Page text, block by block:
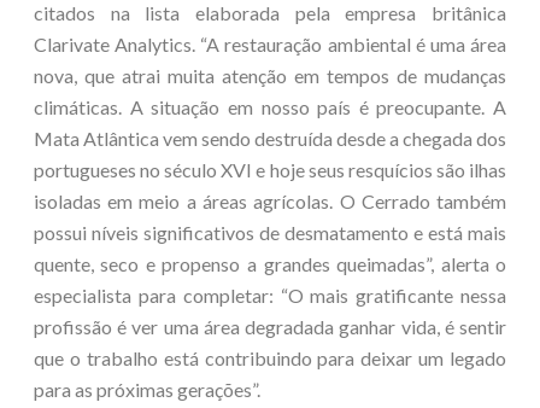
citados na lista elaborada pela empresa britânica
Clarivate Analytics. “A restauração ambiental é uma área
nova, que atrai muita atenção em tempos de mudanças
climáticas. A situação em nosso país é preocupante. A
Mata Atlântica vem sendo destruída desde a chegada dos
portugueses no século XVI e hoje seus resquícios são ilhas
isoladas em meio a áreas agrícolas. O Cerrado também
possui níveis significativos de desmatamento e está mais
quente, seco e propenso a grandes queimadas”, alerta o
especialista para completar: “O mais gratificante nessa
profissão é ver uma área degradada ganhar vida, é sentir
que o trabalho está contribuindo para deixar um legado
para as próximas gerações”.